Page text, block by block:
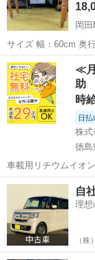
岡田
サイズ 幅：60cm 奥行：60cm 高
ソールテーブルです。 主に壁際に設置される奥行きの浅いテー
で、飾り棚として花
ーブル！ ...
香川 丸亀市
≪
助
時
日払
株式
徳島
車載用リチウムイオ
躍中！寮費無料★備
駐車場完備◎正社員登用
場のお仕事 ◇車載用
徳島 その他
自
理想
（株